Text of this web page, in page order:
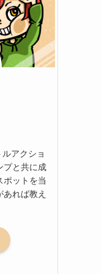
アクショ
プと共に成
ポットを当
れば教え